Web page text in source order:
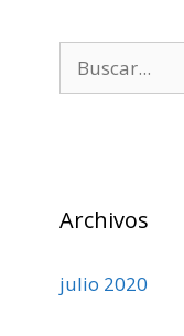
Archivos
julio 2020